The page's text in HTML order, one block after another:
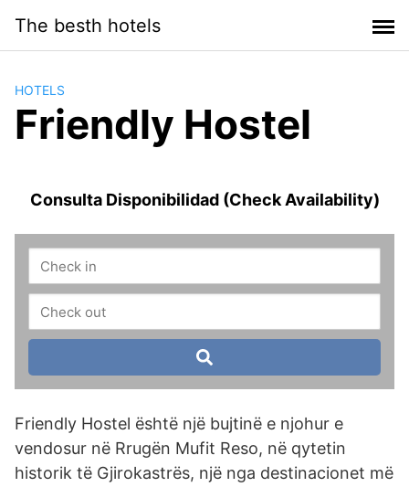
contenido
The besth hotels
HOTELS
Friendly Hostel
Consulta Disponibilidad (Check Availability)
Friendly Hostel është një bujtinë e njohur e
vendosur në Rrugën Mufit Reso, në qytetin
historik të Gjirokastrës, një nga destinacionet më